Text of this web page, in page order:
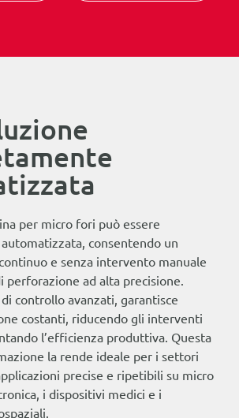
per micro fori può essere
consentendo un
e senza intervento manuale
perforazione ad alta precisione.
controllo avanzati, garantisce
costanti, riducendo gli interventi
l’efficienza produttiva. Questa
la rende ideale per i settori
precise e ripetibili su micro
i dispositivi medici e i